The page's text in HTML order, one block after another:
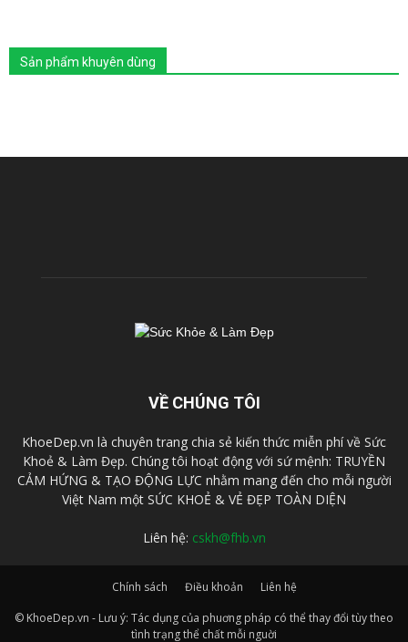
Sản phẩm khuyên dùng
VỀ CHÚNG TÔI
KhoeDep.vn là chuyên trang chia sẻ kiến thức miễn phí về Sức
Khoẻ & Làm Đẹp. Chúng tôi hoạt động với sứ mệnh: TRUYỀN
CẢM HỨNG & TẠO ĐỘNG LỰC nhằm mang đến cho mỗi người
Việt Nam một SỨC KHOẺ & VẺ ĐẸP TOÀN DIỆN
Liên hệ: cskh@fhb.vn
Chính sách Điều khoản
Liên hệ
© KhoeDep.vn - Lưu ý: Tác dụng của phuơng pháp có thể thay đổi tùy theo
tình trạng thể chất mỗi nguời